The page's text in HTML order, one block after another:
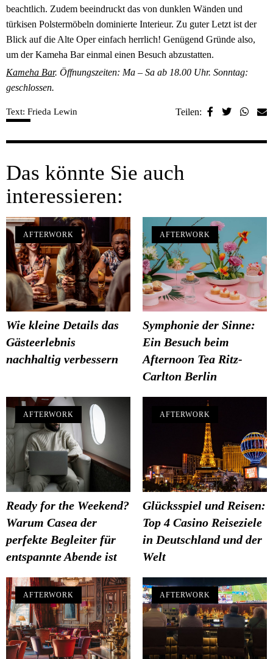
beachtlich. Zudem beeindruckt das von dunklen Wänden und
türkisen Polstermöbeln dominierte Interieur. Zu guter Letzt ist der
Blick auf die Alte Oper einfach herrlich! Genügend Gründe also,
um der Kameha Bar einmal einen Besuch abzustatten.
Kameha Bar. Öffnungszeiten: Ma – Sa ab 18.00 Uhr. Sonntag:
geschlossen.
Text: Frieda Lewin Teilen:
Das könnte Sie auch
interessieren:
AFTERWORK
Wie kleine Details das
Gästeerlebnis
nachhaltig verbessern
AFTERWORK
Symphonie der Sinne:
Ein Besuch beim
Afternoon Tea Ritz-
Carlton Berlin
AFTERWORK
Ready for the Weekend?
Warum Casea der
perfekte Begleiter für
entspannte Abende ist
AFTERWORK
Glücksspiel und Reisen:
Top 4 Casino Reiseziele
in Deutschland und der
Welt
AFTERWORK AFTERWORK